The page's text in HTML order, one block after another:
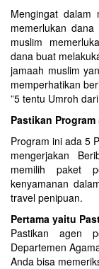
Mengingat dalam
memerlukan
muslim
dana buat
jamaah muslim
memperhatikan
”5 tentu Umroh
Pastikan
Program ini ada 5
mengerjakan
memilih paket
kenyamanan
travel penipuan.
Pertama yaitu
Pastikan agen
Departemen
Anda bisa